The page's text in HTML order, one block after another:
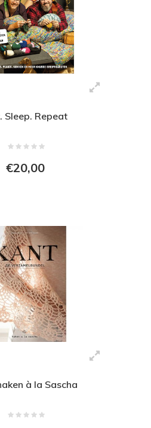
Sleep. Repeat
€20,00
à la Sascha